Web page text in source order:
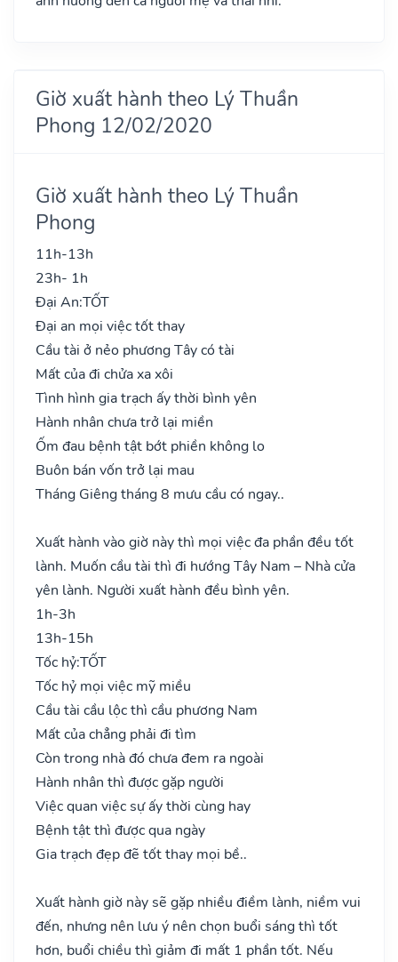
Giờ xuất hành theo Lý Thuần
Phong 12/02/2020
Giờ xuất hành theo Lý Thuần
Phong
11h-13h
23h- 1h
Đại An:TỐT
Đại an mọi việc tốt thay
Cầu tài ở nẻo phương Tây có tài
Mất của đi chửa xa xôi
Tình hình gia trạch ấy thời bình yên
Hành nhân chưa trở lại miền
Ốm đau bệnh tật bớt phiền không lo
Buôn bán vốn trở lại mau
Tháng Giêng tháng 8 mưu cầu có ngay..
Xuất hành vào giờ này thì mọi việc đa phần đều tốt
lành. Muốn cầu tài thì đi hướng Tây Nam – Nhà cửa
yên lành. Người xuất hành đều bình yên.
1h-3h
13h-15h
Tốc hỷ:TỐT
Tốc hỷ mọi việc mỹ miều
Cầu tài cầu lộc thì cầu phương Nam
Mất của chẳng phải đi tìm
Còn trong nhà đó chưa đem ra ngoài
Hành nhân thì được gặp người
Việc quan việc sự ấy thời cùng hay
Bệnh tật thì được qua ngày
Gia trạch đẹp đẽ tốt thay mọi bề..
Xuất hành giờ này sẽ gặp nhiều điềm lành, niềm vui
đến, nhưng nên lưu ý nên chọn buổi sáng thì tốt
hơn, buổi chiều thì giảm đi mất 1 phần tốt. Nếu